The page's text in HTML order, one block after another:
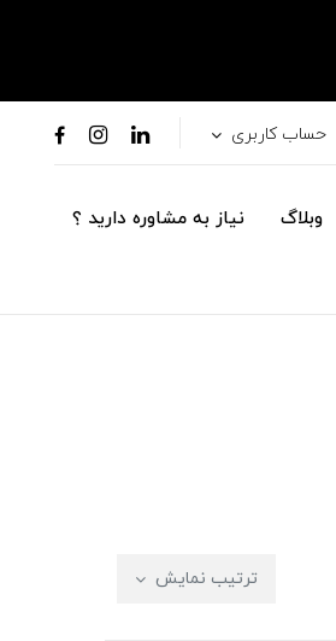
حساب کاربری
وبلاگ نیاز به مشاوره دارید ؟
ترتیب نمایش